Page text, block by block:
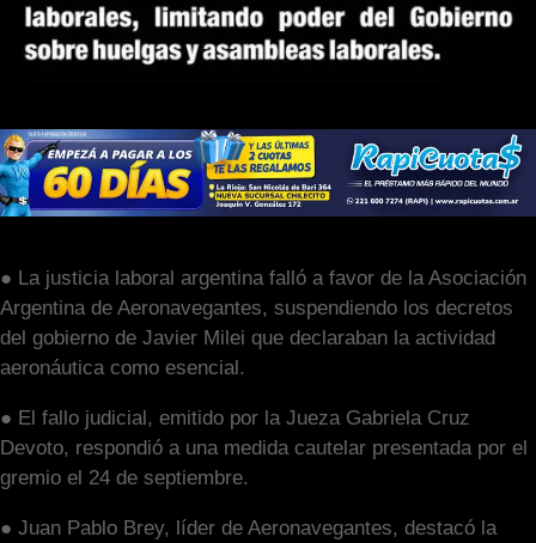
● La justicia laboral argentina falló a favor de la Asociación
Argentina de Aeronavegantes, suspendiendo los decretos
del gobierno de Javier Milei que declaraban la actividad
aeronáutica como esencial.
● El fallo judicial, emitido por la Jueza Gabriela Cruz
Devoto, respondió a una medida cautelar presentada por el
gremio el 24 de septiembre.
● Juan Pablo Brey, líder de Aeronavegantes, destacó la